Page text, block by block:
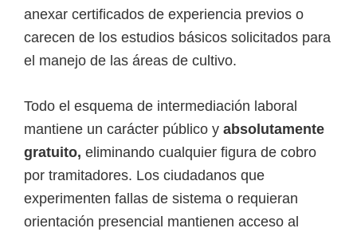
anexar certificados de experiencia previos o
carecen de los estudios básicos solicitados para
el manejo de las áreas de cultivo.
Todo el esquema de intermediación laboral
mantiene un carácter público y absolutamente
gratuito, eliminando cualquier figura de cobro
por tramitadores. Los ciudadanos que
experimenten fallas de sistema o requieran
orientación presencial mantienen acceso al